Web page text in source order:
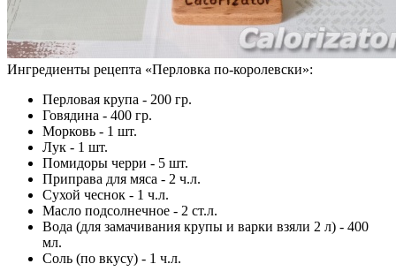
Ингредиенты рецепта «Перловка по-королевски»:
Перловая крупа - 200 гр.
Говядина - 400 гр.
Морковь - 1 шт.
Лук - 1 шт.
Помидоры черри - 5 шт.
Приправа для мяса - 2 ч.л.
Сухой чеснок - 1 ч.л.
Масло подсолнечное - 2 ст.л.
Вода (для замачивания крупы и варки взяли 2 л) - 400
мл.
Соль (по вкусу) - 1 ч.л.